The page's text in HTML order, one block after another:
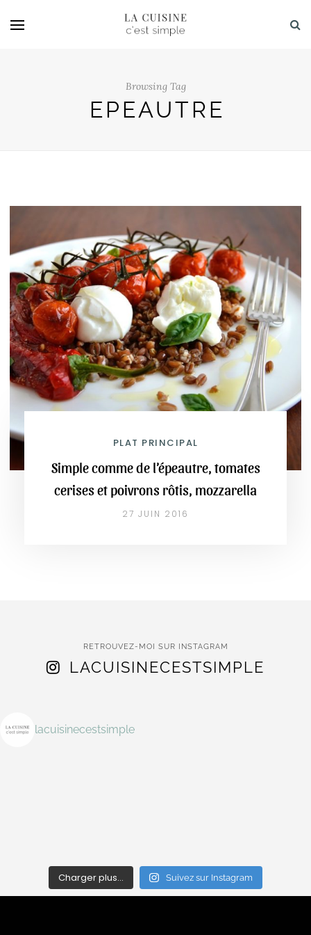
Browsing Tag
EPEAUTRE
PLAT PRINCIPAL
Simple comme de l’épeautre, tomates
cerises et poivrons rôtis, mozzarella
27 JUIN 2016
RETROUVEZ-MOI SUR INSTAGRAM
LACUISINECESTSIMPLE
lacuisinecestsimple
Charger plus… Suivez sur Instagram